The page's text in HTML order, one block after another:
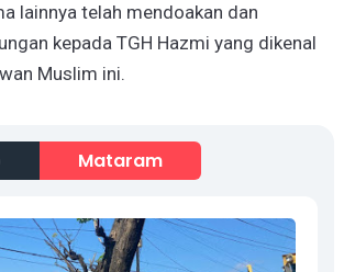
lainnya telah mendoakan dan
kepada TGH Hazmi yang dikenal
Muslim ini.
Mataram